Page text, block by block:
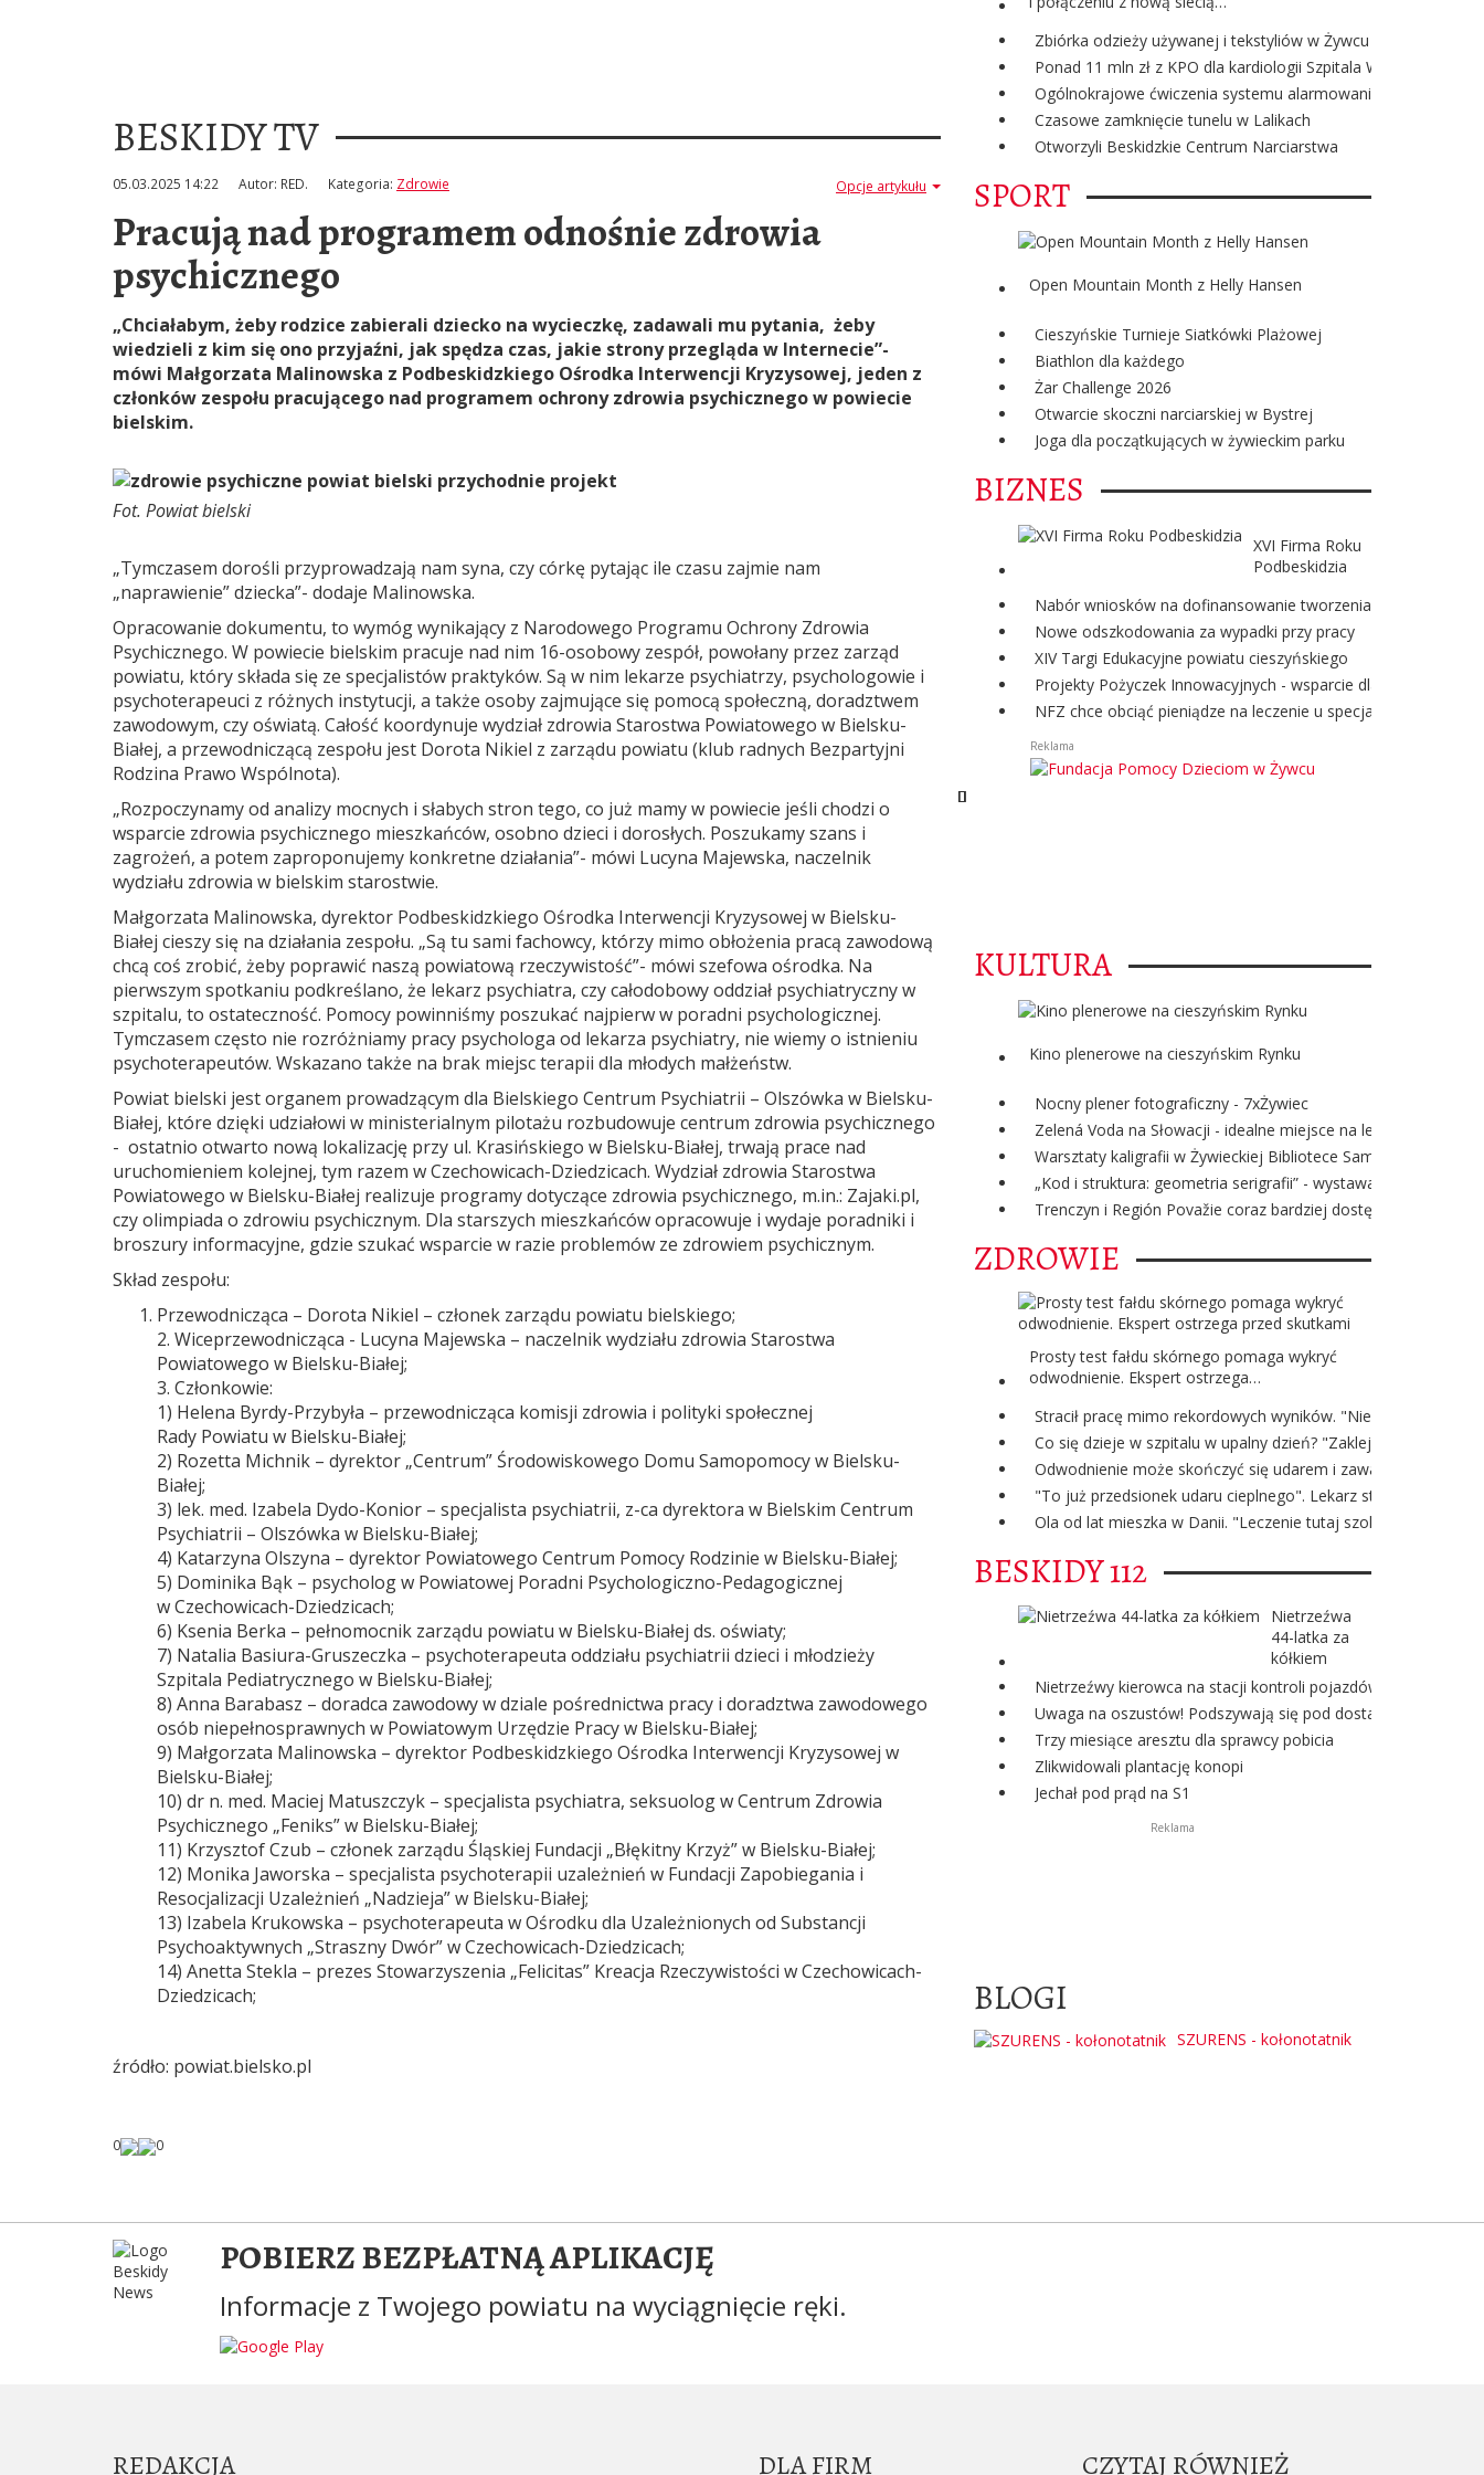
BESKIDY TV
Opcje artykułu
05.03.2025 14:22 Autor: RED. Kategoria: Zdrowie
Pracują nad programem odnośnie zdrowia
psychicznego
„Chciałabym, żeby rodzice zabierali dziecko na wycieczkę, zadawali mu pytania, żeby
wiedzieli z kim się ono przyjaźni, jak spędza czas, jakie strony przegląda w Internecie”-
mówi Małgorzata Malinowska z Podbeskidzkiego Ośrodka Interwencji Kryzysowej, jeden z
członków zespołu pracującego nad programem ochrony zdrowia psychicznego w powiecie
bielskim.
Fot. Powiat bielski
„Tymczasem dorośli przyprowadzają nam syna, czy córkę pytając ile czasu zajmie nam
„naprawienie” dziecka”- dodaje Malinowska.
Opracowanie dokumentu, to wymóg wynikający z Narodowego Programu Ochrony Zdrowia
Psychicznego. W powiecie bielskim pracuje nad nim 16-osobowy zespół, powołany przez zarząd
powiatu, który składa się ze specjalistów praktyków. Są w nim lekarze psychiatrzy, psychologowie i
psychoterapeuci z różnych instytucji, a także osoby zajmujące się pomocą społeczną, doradztwem
zawodowym, czy oświatą. Całość koordynuje wydział zdrowia Starostwa Powiatowego w Bielsku-
Białej, a przewodniczącą zespołu jest Dorota Nikiel z zarządu powiatu (klub radnych Bezpartyjni
Rodzina Prawo Wspólnota).
„Rozpoczynamy od analizy mocnych i słabych stron tego, co już mamy w powiecie jeśli chodzi o
wsparcie zdrowia psychicznego mieszkańców, osobno dzieci i dorosłych. Poszukamy szans i
zagrożeń, a potem zaproponujemy konkretne działania”- mówi Lucyna Majewska, naczelnik
wydziału zdrowia w bielskim starostwie.
Małgorzata Malinowska, dyrektor Podbeskidzkiego Ośrodka Interwencji Kryzysowej w Bielsku-
Białej cieszy się na działania zespołu. „Są tu sami fachowcy, którzy mimo obłożenia pracą zawodową
chcą coś zrobić, żeby poprawić naszą powiatową rzeczywistość”- mówi szefowa ośrodka. Na
pierwszym spotkaniu podkreślano, że lekarz psychiatra, czy całodobowy oddział psychiatryczny w
szpitalu, to ostateczność. Pomocy powinniśmy poszukać najpierw w poradni psychologicznej.
Tymczasem często nie rozróżniamy pracy psychologa od lekarza psychiatry, nie wiemy o istnieniu
psychoterapeutów. Wskazano także na brak miejsc terapii dla młodych małżeństw.
Powiat bielski jest organem prowadzącym dla Bielskiego Centrum Psychiatrii – Olszówka w Bielsku-
Białej, które dzięki udziałowi w ministerialnym pilotażu rozbudowuje centrum zdrowia psychicznego
- ostatnio otwarto nową lokalizację przy ul. Krasińskiego w Bielsku-Białej, trwają prace nad
uruchomieniem kolejnej, tym razem w Czechowicach-Dziedzicach. Wydział zdrowia Starostwa
Powiatowego w Bielsku-Białej realizuje programy dotyczące zdrowia psychicznego, m.in.: Zajaki.pl,
czy olimpiada o zdrowiu psychicznym. Dla starszych mieszkańców opracowuje i wydaje poradniki i
broszury informacyjne, gdzie szukać wsparcie w razie problemów ze zdrowiem psychicznym.
Skład zespołu:
Przewodnicząca – Dorota Nikiel – członek zarządu powiatu bielskiego;
2. Wiceprzewodnicząca - Lucyna Majewska – naczelnik wydziału zdrowia Starostwa
Powiatowego w Bielsku-Białej;
3. Członkowie:
1) Helena Byrdy-Przybyła – przewodnicząca komisji zdrowia i polityki społecznej
Rady Powiatu w Bielsku-Białej;
2) Rozetta Michnik – dyrektor „Centrum” Środowiskowego Domu Samopomocy w Bielsku-
Białej;
3) lek. med. Izabela Dydo-Konior – specjalista psychiatrii, z-ca dyrektora w Bielskim Centrum
Psychiatrii – Olszówka w Bielsku-Białej;
4) Katarzyna Olszyna – dyrektor Powiatowego Centrum Pomocy Rodzinie w Bielsku-Białej;
5) Dominika Bąk – psycholog w Powiatowej Poradni Psychologiczno-Pedagogicznej
w Czechowicach-Dziedzicach;
6) Ksenia Berka – pełnomocnik zarządu powiatu w Bielsku-Białej ds. oświaty;
7) Natalia Basiura-Gruszeczka – psychoterapeuta oddziału psychiatrii dzieci i młodzieży
Szpitala Pediatrycznego w Bielsku-Białej;
8) Anna Barabasz – doradca zawodowy w dziale pośrednictwa pracy i doradztwa zawodowego
osób niepełnosprawnych w Powiatowym Urzędzie Pracy w Bielsku-Białej;
9) Małgorzata Malinowska – dyrektor Podbeskidzkiego Ośrodka Interwencji Kryzysowej w
Bielsku-Białej;
10) dr n. med. Maciej Matuszczyk – specjalista psychiatra, seksuolog w Centrum Zdrowia
Psychicznego „Feniks” w Bielsku-Białej;
11) Krzysztof Czub – członek zarządu Śląskiej Fundacji „Błękitny Krzyż” w Bielsku-Białej;
12) Monika Jaworska – specjalista psychoterapii uzależnień w Fundacji Zapobiegania i
Resocjalizacji Uzależnień „Nadzieja” w Bielsku-Białej;
13) Izabela Krukowska – psychoterapeuta w Ośrodku dla Uzależnionych od Substancji
Psychoaktywnych „Straszny Dwór” w Czechowicach-Dziedzicach;
14) Anetta Stekla – prezes Stowarzyszenia „Felicitas” Kreacja Rzeczywistości w Czechowicach-
Dziedzicach;
źródło: powiat.bielsko.pl
0 0
Zbiórka odzieży używanej i tekstyliów w Żywcu
Ponad 11 mln zł z KPO dla kardiologii Szpitala Wojewódzkiego
Ogólnokrajowe ćwiczenia systemu alarmowania "ALARM"
Czasowe zamknięcie tunelu w Lalikach
Otworzyli Beskidzkie Centrum Narciarstwa
SPORT
Open Mountain Month z Helly Hansen
Cieszyńskie Turnieje Siatkówki Plażowej
Biathlon dla każdego
Żar Challenge 2026
Otwarcie skoczni narciarskiej w Bystrej
Joga dla początkujących w żywieckim parku
BIZNES
XVI Firma Roku
Podbeskidzia
Nabór wniosków na dofinansowanie tworzenia miejsc pracy
Nowe odszkodowania za wypadki przy pracy
XIV Targi Edukacyjne powiatu cieszyńskiego
Projekty Pożyczek Innowacyjnych - wsparcie dla
NFZ chce obciąć pieniądze na leczenie u specjalistów
Reklama
KULTURA
Kino plenerowe na cieszyńskim Rynku
Nocny plener fotograficzny - 7xŻywiec
Zelená Voda na Słowacji - idealne miejsce na letni wypoczynek
Warsztaty kaligrafii w Żywieckiej Bibliotece Samorządowej
„Kod i struktura: geometria serigrafii” - wystawa ze zbiorów
Trenczyn i Región Považie coraz bardziej dostępne dla
ZDROWIE
Prosty test fałdu skórnego pomaga wykryć
odwodnienie. Ekspert ostrzega…
Stracił pracę mimo rekordowych wyników. "Nie rozumiem
Co się dzieje w szpitalu w upalny dzień? "Zaklejamy okna,
Odwodnienie może skończyć się udarem i zawałem. Lekarka
"To już przedsionek udaru cieplnego". Lekarz stanowczo o
Ola od lat mieszka w Danii. "Leczenie tutaj szokuje Polaków"
BESKIDY 112
Nietrzeźwa
44-latka za
kółkiem
Nietrzeźwy kierowca na stacji kontroli pojazdów
Uwaga na oszustów! Podszywają się pod dostawcę energii
Trzy miesiące aresztu dla sprawcy pobicia
Zlikwidowali plantację konopi
Jechał pod prąd na S1
Reklama
BLOGI
SZURENS - kołonotatnik
POBIERZ BEZPŁATNĄ APLIKACJĘ
Informacje z Twojego powiatu na wyciągnięcie ręki.
REDAKCJA DLA FIRM CZYTAJ RÓWNIEŻ